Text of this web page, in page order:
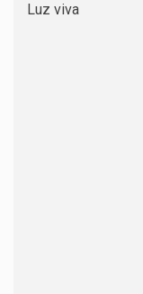
Luz viva